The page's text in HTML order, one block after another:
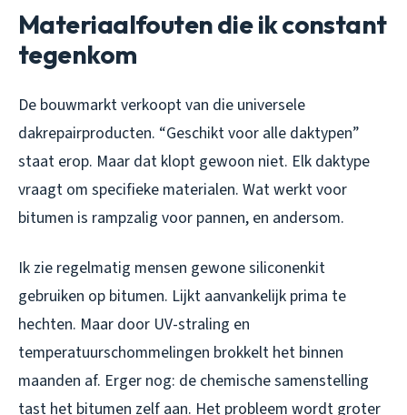
Materiaalfouten die ik constant
tegenkom
De bouwmarkt verkoopt van die universele
dakrepairproducten. “Geschikt voor alle daktypen”
staat erop. Maar dat klopt gewoon niet. Elk daktype
vraagt om specifieke materialen. Wat werkt voor
bitumen is rampzalig voor pannen, en andersom.
Ik zie regelmatig mensen gewone siliconenkit
gebruiken op bitumen. Lijkt aanvankelijk prima te
hechten. Maar door UV-straling en
temperatuurschommelingen brokkelt het binnen
maanden af. Erger nog: de chemische samenstelling
tast het bitumen zelf aan. Het probleem wordt groter